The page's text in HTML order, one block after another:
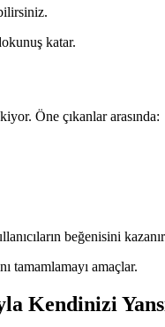
katar.
Öne çıkanlar arasında:
beğenisini
tamamlamayı amaçlar.
Kendinizi